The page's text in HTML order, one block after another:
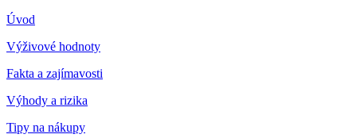
Úvod
Výživové hodnoty
Fakta a zajímavosti
Výhody a rizika
Tipy na nákupy